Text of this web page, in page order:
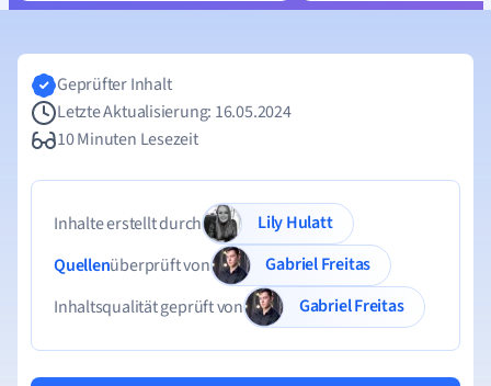
Geprüfter Inhalt
Letzte Aktualisierung: 16.05.2024
10 Minuten Lesezeit
Inhalte erstellt durch
Lily Hulatt
Quellenüberprüft von
Gabriel Freitas
Inhaltsqualität geprüft von
Gabriel Freitas